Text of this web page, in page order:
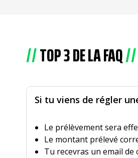
TOP 3 DE LA FAQ
Si tu viens de régler
Le prélèvement sera
Le montant prélevé
Tu recevras un email